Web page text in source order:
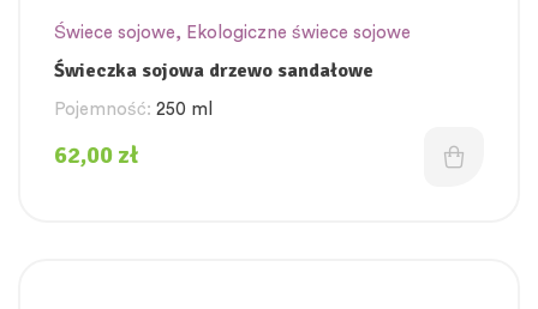
Świece sojowe, Ekologiczne świece sojowe
Świeczka sojowa drzewo sandałowe
Pojemność: 250 ml
62,00 zł